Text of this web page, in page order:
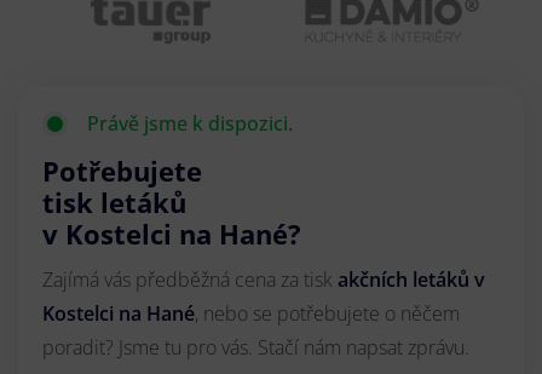
Právě jsme k dispozici.
Potřebujete
tisk letáků
v Kostelci na Hané?
Zajímá vás předběžná cena za tisk akčních letáků v
Kostelci na Hané, nebo se potřebujete o něčem
poradit? Jsme tu pro vás. Stačí nám napsat zprávu.